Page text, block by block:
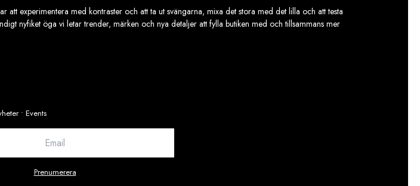
att experimentera med kontraster och att ta ut svängarna, mixa det stora med det lilla och att testa
nyfiket öga vi letar trender, märken och nya detaljer att fylla butiken med och tillsammans mer
• Events
Prenumerera